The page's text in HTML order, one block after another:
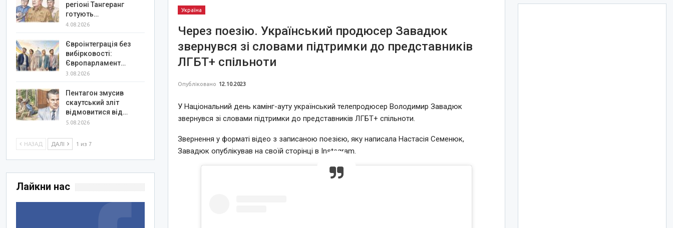
Україна
Через поезію. Український продюсер Завадюк
звернувся зі словами підтримки до представників
ЛГБТ+ спільноти
Опубліковано 12.10.2023
У Національний день камінг-ауту український телепродюсер Володимир Завадюк
звернувся зі словами підтримки до представників ЛГБТ+ спільноти.
Звернення у форматі відео з записаною поезією, яку написала Настасія Семенюк,
Завадюк опублікував на своїй сторінці в Instagram.
регіоні Тангеранг
готують…
4.08.2026
Євроінтеграція без
вибірковості:
Європарламент…
3.08.2026
Пентагон змусив
скаутський зліт
відмовитися від…
5.08.2026
НАЗАД ДАЛІ 1 из 7
Лайкни нас